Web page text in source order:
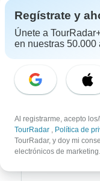
China
India
Nueva Zelanda
Sri Lanka
Tailandia
Vietnam
Regístrate y
Únete a
en nuestras 50.000
Al registrarme, acepto
TourRadar , Política de
TourRadar, y doy mi
electrónicos de marketing.